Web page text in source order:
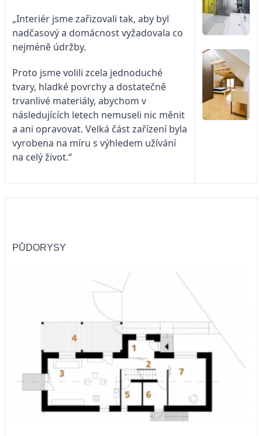
„Interiér jsme zařizovali tak, aby byl
nadčasový a domácnost vyžadovala co
nejméně údržby.
Proto jsme volili zcela jednoduché
tvary, hladké povrchy a dostatečně
trvanlivé materiály, abychom v
následujících letech nemuseli nic měnit
a ani opravovat. Velká část zařízení byla
vyrobena na míru s výhledem užívání
na celý život.“
PŮDORYSY